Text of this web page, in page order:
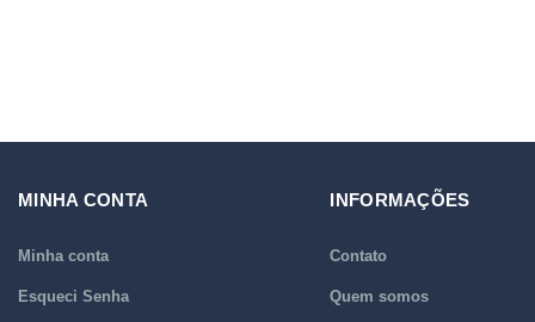
MINHA CONTA
Minha conta
Esqueci Senha
INFORMAÇÕES
Contato
Quem somos